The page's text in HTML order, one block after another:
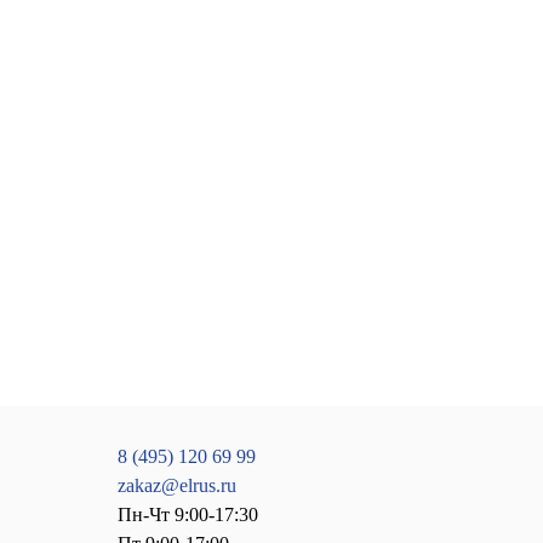
8 (495) 120 69 99
zakaz@elrus.ru
Пн-Чт 9:00-17:30